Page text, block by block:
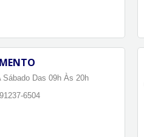
Sábado Das 09h Às 20h
6504